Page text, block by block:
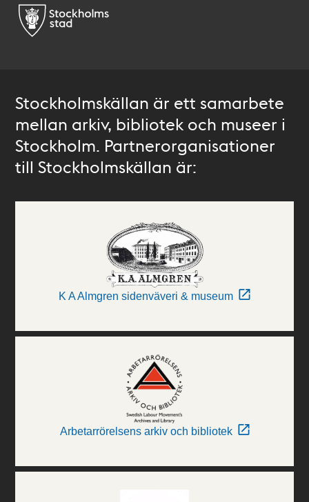
Stockholmskällan är ett samarbete
mellan arkiv, bibliotek och museer i
Stockholm. Partnerorganisationer
till Stockholmskällan är:
K A Almgren sidenväveri & museum
Arbetarrörelsens arkiv och bibliotek